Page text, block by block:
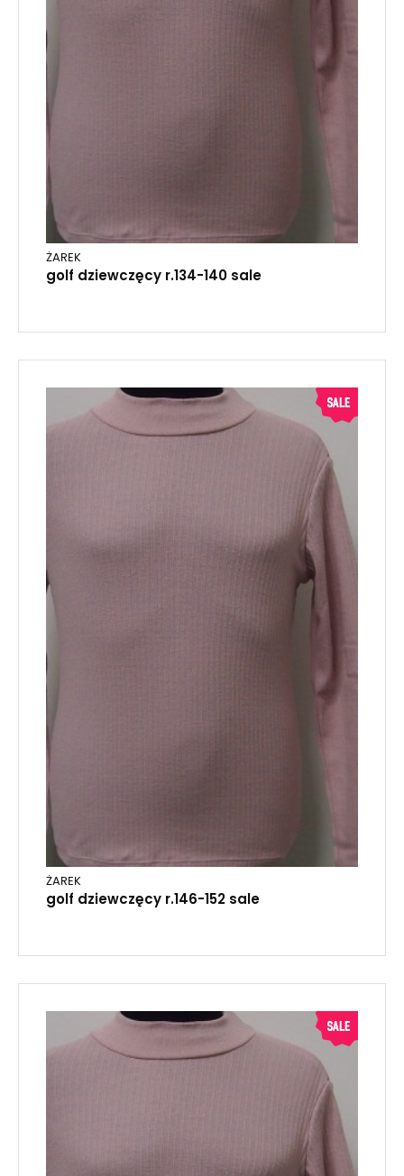
ŻAREK
golf dziewczęcy r.134-140 sale
ŻAREK
golf dziewczęcy r.146-152 sale